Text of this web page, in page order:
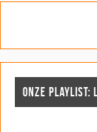
ONZE PLAYLIST: